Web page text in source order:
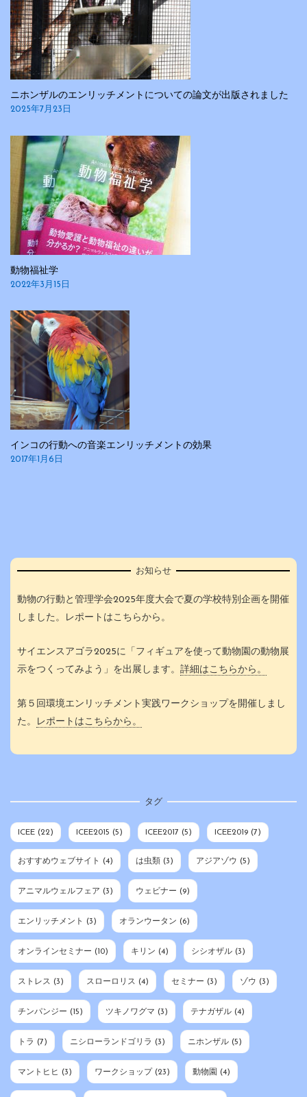
ン
ニホンザルのエンリッチメントについての論文が出版されました
2025年7月23日
動物福祉学
2022年3月15日
インコの行動への音楽エンリッチメントの効果
2017年1月6日
お知らせ
動物の行動と管理学会2025年度大会で夏の学校特別企画を開催
しました。レポートはこちらから。
サイエンスアゴラ2025に「フィギュアを使って動物園の動物展
示をつくってみよう」を出展します。 詳細はこちらから。
第５回環境エンリッチメント実践ワークショップを開催しまし
た。
レポートはこちらから。
タグ
ICEE (22) ICEE2015 (5) ICEE2017 (5) ICEE2019 (7)
おすすめウェブサイト (4) は虫類 (3) アジアゾウ (5)
アニマルウェルフェア (3) ウェビナー (9)
エンリッチメント (3) オランウータン (6)
オンラインセミナー (10) キリン (4) シシオザル (3)
ストレス (3) スローロリス (4) セミナー (3) ゾウ (3)
チンパンジー (15) ツキノワグマ (3) テナガザル (4)
トラ (7) ニシローランドゴリラ (3) ニホンザル (5)
マントヒヒ (3) ワークショップ (23) 動物園 (4)